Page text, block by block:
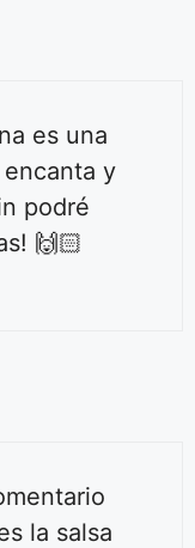
es una
y
podré
🙌🏻
la salsa